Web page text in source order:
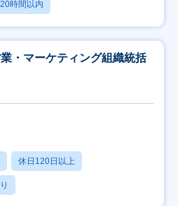
時間以内
・マーケティング組織統括
休日120日以上